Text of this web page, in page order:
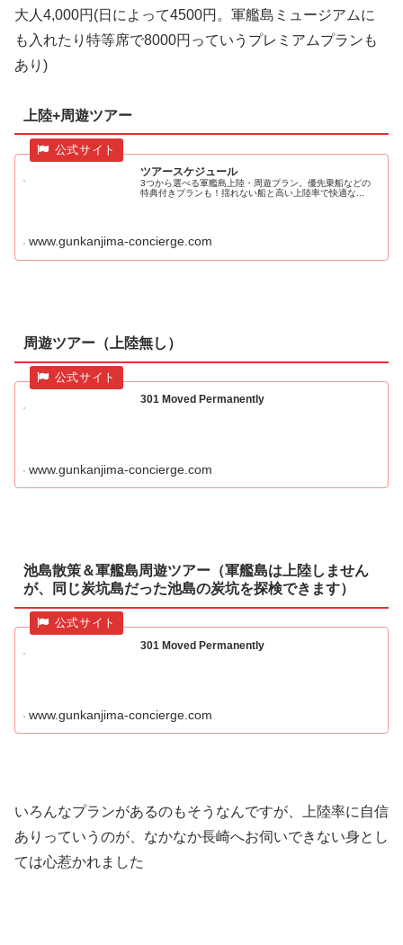
大人4,000円(日によって4500円。軍艦島ミュージアムに
も入れたり特等席で8000円っていうプレミアムプランも
あり)
上陸+周遊ツアー
ツアースケジュール
3つから選べる軍艦島上陸・周遊プラン。優先乗船などの
特典付きプランも！揺れない船と高い上陸率で快適な...
www.gunkanjima-concierge.com
周遊ツアー（上陸無し）
301 Moved Permanently
www.gunkanjima-concierge.com
池島散策＆軍艦島周遊ツアー（軍艦島は上陸しません
が、同じ炭坑島だった池島の炭坑を探検できます）
301 Moved Permanently
www.gunkanjima-concierge.com
いろんなプランがあるのもそうなんですが、上陸率に自信
ありっていうのが、なかなか長崎へお伺いできない身とし
ては心惹かれました